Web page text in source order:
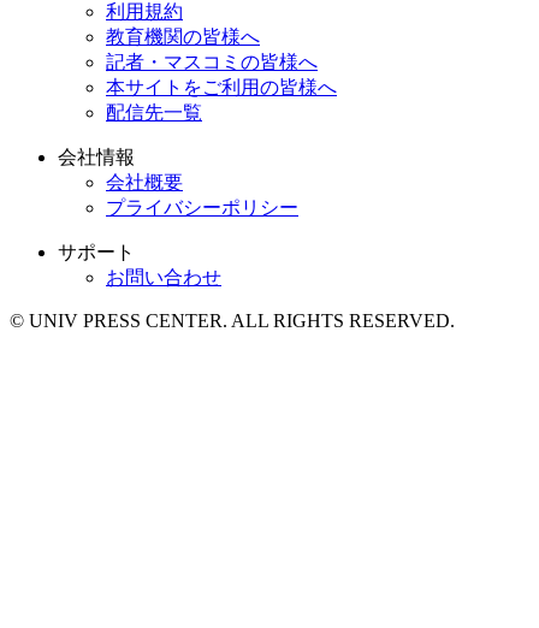
利用規約
教育機関の皆様へ
記者・マスコミの皆様へ
本サイトをご利用の皆様へ
配信先一覧
会社情報
会社概要
プライバシーポリシー
サポート
お問い合わせ
© UNIV PRESS CENTER. ALL RIGHTS RESERVED.